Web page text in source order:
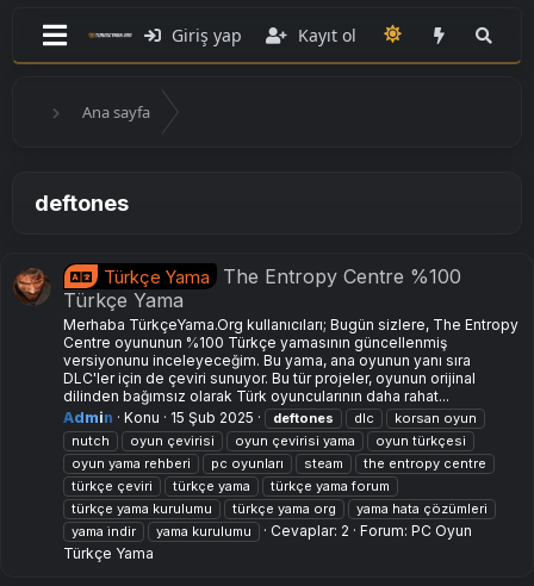
Giriş yap Kayıt ol
Ana sayfa
deftones
Türkçe Yama
The Entropy Centre %100
Türkçe Yama
Merhaba TürkçeYama.Org kullanıcıları; Bugün sizlere, The Entropy
Centre oyununun %100 Türkçe yamasının güncellenmiş
versiyonunu inceleyeceğim. Bu yama, ana oyunun yanı sıra
DLC'ler için de çeviri sunuyor. Bu tür projeler, oyunun orijinal
dilinden bağımsız olarak Türk oyuncularının daha rahat...
Admin
Konu 15 Şub 2025 deftones dlc
korsan oyun
nutch
oyun çevirisi oyun çevirisi yama
oyun türkçesi
oyun yama rehberi
pc oyunları steam
the entropy centre
türkçe çeviri
türkçe yama
türkçe yama forum
türkçe yama kurulumu
türkçe yama org
yama hata çözümleri
yama i̇ndir
yama kurulumu Cevaplar: 2 Forum: PC Oyun
Türkçe Yama